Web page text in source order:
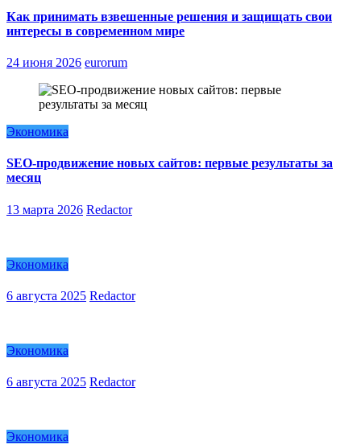
Как принимать взвешенные решения и защищать свои
интересы в современном мире
24 июня 2026 eurorum
Экономика
SEO-продвижение новых сайтов: первые результаты за
месяц
13 марта 2026 Redactor
Экономика
6 августа 2025 Redactor
Экономика
6 августа 2025 Redactor
Экономика